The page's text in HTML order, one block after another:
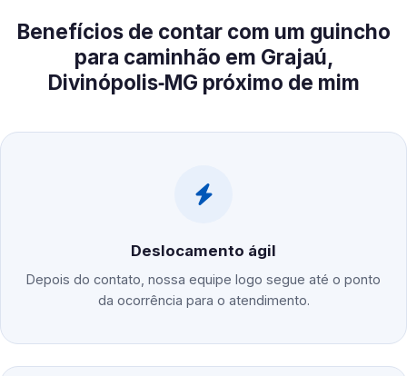
Benefícios de contar com um guincho
para caminhão em Grajaú,
Divinópolis‑MG próximo de mim
Deslocamento ágil
Depois do contato, nossa equipe logo segue até o ponto
da ocorrência para o atendimento.